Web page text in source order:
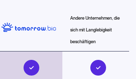
Andere Unternehmen, die
sich mit Langlebigkeit
beschäftigen